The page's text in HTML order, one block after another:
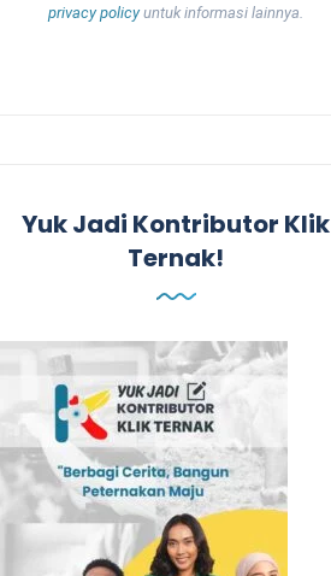
privacy policyuntuk informasi lainnya.
Yuk Jadi Kontributor Klik
Ternak!